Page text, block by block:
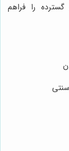
را فراهم